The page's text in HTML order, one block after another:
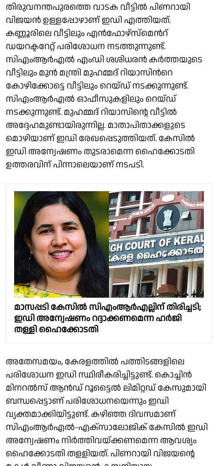
തിരുവനന്തപുരത്തെ വാടക വീട്ടിൽ പിണറായി
വിജയൻ ഉള്ളപ്പോഴാണ് ഇഡി എത്തിയത്.
കണ്ണൂരിലെ വീട്ടിലും എൻഫോഴ്സ്മെന്‍റ്
ഡയറക്ടറേറ്റ് പരിശോധന നടത്തുന്നുണ്ട്.
സിഎംആര്‍എല്‍ എംഡി ശശിധരന്‍ കര്‍ത്തയുടെ
വീട്ടിലും മുന്‍ മന്ത്രി മുഹമ്മദ് റിയാസിന്‍റെ
കോഴിക്കോട്ടെ വീട്ടിലും റെയ്ഡ് നടക്കുന്നുണ്ട്.
സിഎംആര്‍എല്‍ ഓഫീസുകളിലും റെയ്ഡ്
നടക്കുന്നുണ്ട്. മുഹമ്മദ് റിയാസിൻ്റെ വീട്ടിൽ
അദ്ദേഹമുണ്ടായിരുന്നില്ല. മാതാപിതാക്കളുടെ
മൊഴിയാണ് ഇഡി രേഖപ്പെടുത്തിയത്. കേസില്‍
ഇഡി അന്വേഷണം തുടരാമെന്ന ഹൈക്കോടതി
ഉത്തരവിന് പിന്നാലെയാണ് നടപടി.
മാസപ്പടി കേസിൽ സിഎംആർഎല്ലിന് തിരിച്ചടി;
ഇഡി അന്വേഷണം റദ്ദാക്കണമെന്ന ഹർജി
തള്ളി ഹൈക്കോടതി
അതേസമയം, കേരളത്തിൽ പത്തിടങ്ങളിലെ
പരിശോധന ഇഡി സ്ഥിരീകരിച്ചിട്ടുണ്ട്. കൊച്ചിൻ
മിനറൽസ് ആൻഡ് റൂട്ടൈൽ ലിമിറ്റഡ് കേസുമായി
ബന്ധപ്പെട്ടാണ് പരിശോധനയെന്നും ഇഡി
വ്യക്തമാക്കിയിട്ടുണ്ട്. കഴിഞ്ഞ ദിവസമാണ്
സിഎംആര്‍എല്‍-എക്‌സാലോജിക് കേസില്‍ ഇഡി
അന്വേഷണം നിര്‍ത്തിവയ്ക്കണമെന്ന ആവശ്യം
ഹൈക്കോടതി തളളിയത്. പിണറായി വിജയന്റെ